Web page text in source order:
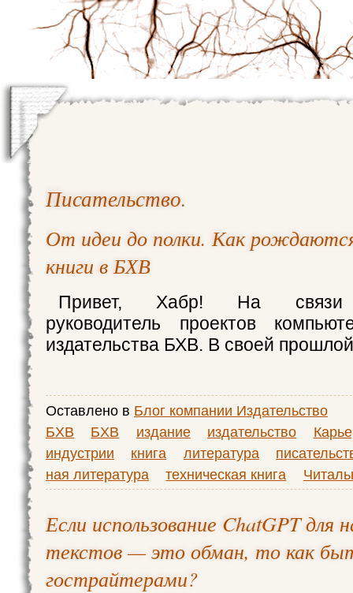
Писательство.
От идеи до полки. Как
книги в БХВ
Привет, Хабр! На связи
руководитель проектов
издательства БХВ. В своей
Оставлено в Блог компании Издательство
БХВ
БХВ издание издательство
индустрии
книга литература
ная литература
техническая книга
Если использование ChatGPT для
текстов — это обман, то как
гострайтерами?